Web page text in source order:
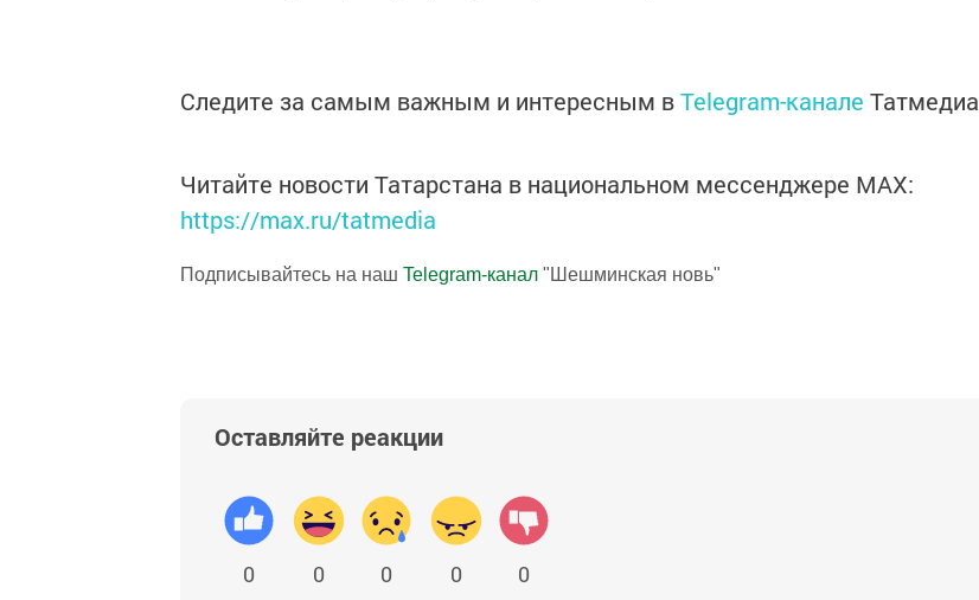
Следите за самым важным и интересным вTelegram-канале Татмедиа
Читайте новости Татарстана в национальном мессенджере MАХ:
https://max.ru/tatmedia
Подписывайтесь на наш Telegram-канал "Шешминская новь"
Оставляйте реакции
0 0 0 0 0